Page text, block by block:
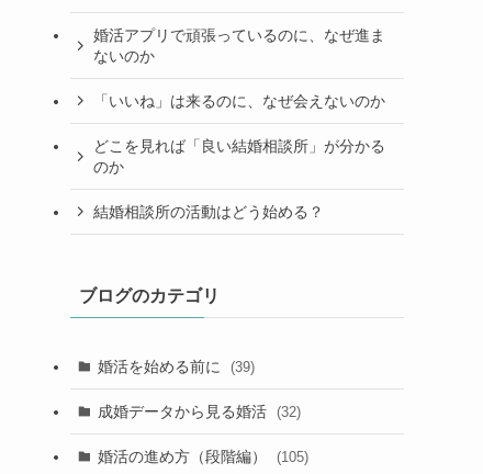
婚活アプリで頑張っているのに、なぜ進ま
ないのか
「いいね」は来るのに、なぜ会えないのか
どこを見れば「良い結婚相談所」が分かる
のか
結婚相談所の活動はどう始める？
ブログのカテゴリ
婚活を始める前に (39)
成婚データから見る婚活 (32)
婚活の進め方（段階編） (105)